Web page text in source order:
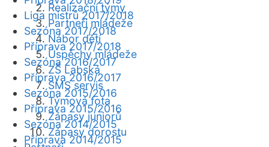
Realizační týmy
Partneři mládeže
Nábor dětí
Úspěchy mládeže
ZŠ Labská
SMS servis
Týmová fota
Zápasy juniorů
Zápasy dorostu
Liga mistrů 2017/2018
Sezóna 2017/2018
Příprava 2017/2018
Sezóna 2016/2017
Příprava 2016/2017
Sezóna 2015/2016
Příprava 2015/2016
Sezóna 2014/2015
Příprava 2014/2015